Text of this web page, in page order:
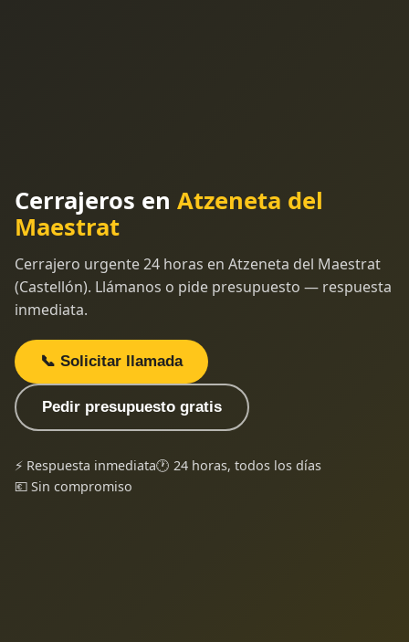
Cerrajeros en Atzeneta del
Maestrat
Cerrajero urgente 24 horas en Atzeneta del Maestrat
(Castellón). Llámanos o pide presupuesto — respuesta
inmediata.
📞 Solicitar llamada
Pedir presupuesto gratis
⚡ Respuesta inmediata🕐 24 horas, todos los días
💶 Sin compromiso